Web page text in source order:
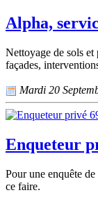
Alpha,
Nettoyage de sols
façades,
Mardi 20
Enqueteur
Pour une enquête
ce faire.